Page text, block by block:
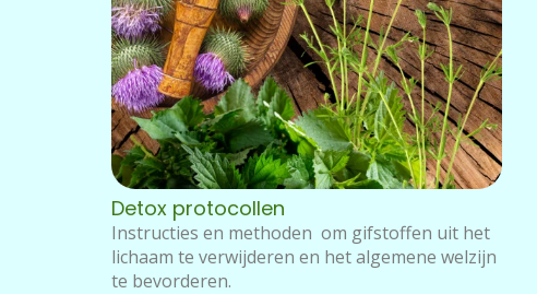
Detox protocollen
Instructies en methoden om gifstoffen uit het
lichaam te verwijderen en het algemene welzijn
te bevorderen.